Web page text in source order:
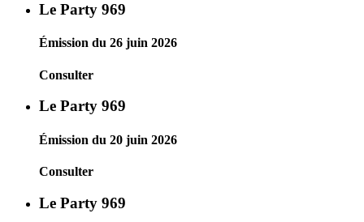
Le Party 969
Émission du 26 juin 2026
Consulter
Le Party 969
Émission du 20 juin 2026
Consulter
Le Party 969